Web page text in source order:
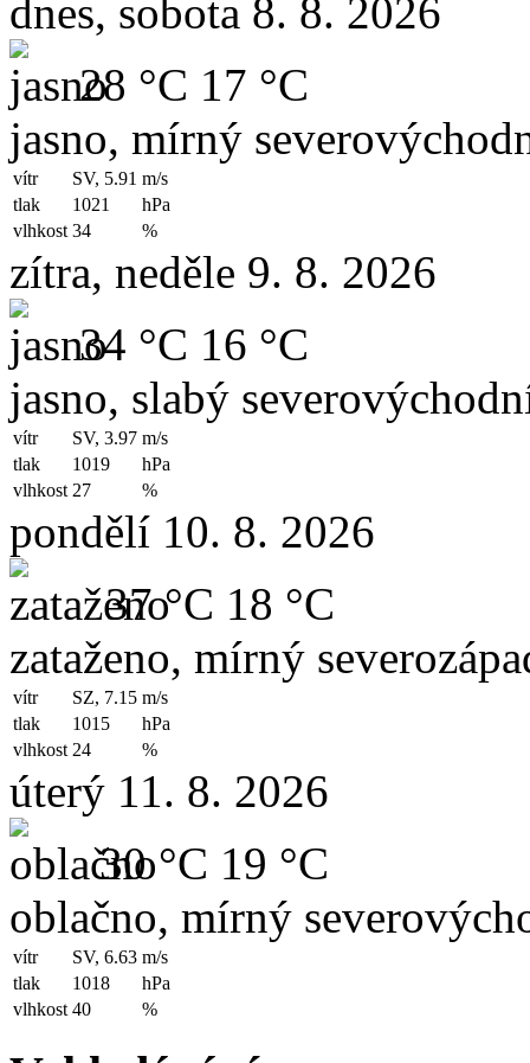
dnes, sobota 8. 8. 2026
28 °C 17 °C
jasno, mírný
vítr SV, 5.91 m/s
tlak
1021
hPa
vlhkost 34 %
zítra, neděle 9. 8. 2026
34 °C 16 °C
jasno, slabý
vítr SV, 3.97 m/s
tlak
1019
hPa
vlhkost 27 %
pondělí 10. 8. 2026
37 °C 18 °C
zataženo, mírný
vítr SZ, 7.15 m/s
tlak
1015
hPa
vlhkost 24 %
úterý 11. 8. 2026
30 °C 19 °C
oblačno, mírný
vítr SV, 6.63 m/s
tlak
1018
hPa
vlhkost 40 %